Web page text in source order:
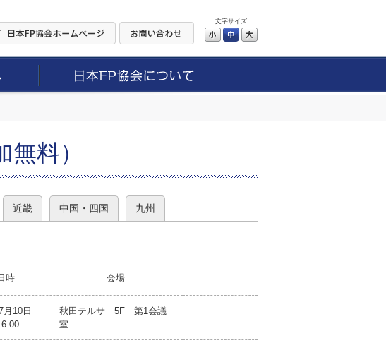
文字サイズ
小 中
料）
近畿 中国・四国 九州
時 会場
月10日
秋田テルサ 5F 第1会議
室